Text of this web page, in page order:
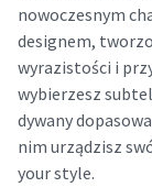
nowoczesnym
designem,
wyrazistości i
wybierzesz
dywany
nim urządzisz
your style.